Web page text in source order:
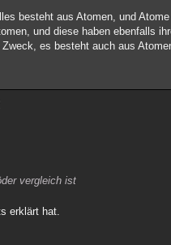
besteht aus Atomen, und
und diese haben ebenfalls
es besteht auch aus
vergleich ist
erklärt hat.